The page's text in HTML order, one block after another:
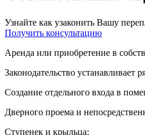
Узнайте как узаконить Вашу
Получить консультацию
Аренда или приобретение в
Законодательство
Создание отдельного входа в
Дверного проема и
Ступенек и крыльца;